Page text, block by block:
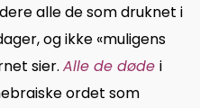
alle de som druknet i
og ikke «muligens
sier. Alle de døde i
ordet som